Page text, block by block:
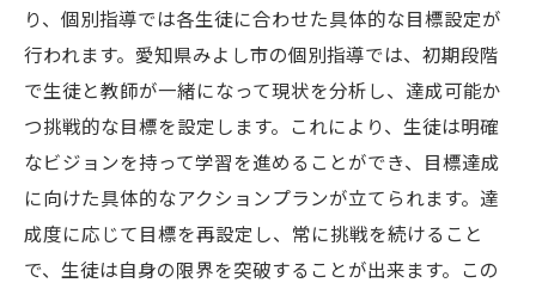
り、個別指導では各生徒に合わせた具体的な目標設定が
行われます。愛知県みよし市の個別指導では、初期段階
で生徒と教師が一緒になって現状を分析し、達成可能か
つ挑戦的な目標を設定します。これにより、生徒は明確
なビジョンを持って学習を進めることができ、目標達成
に向けた具体的なアクションプランが立てられます。達
成度に応じて目標を再設定し、常に挑戦を続けること
で、生徒は自身の限界を突破することが出来ます。この